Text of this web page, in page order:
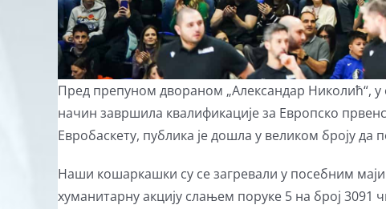
Пред препуном двораном „Александар Николић“, у
начин завршила квалификације за Европско
Евробаскету, публика је дошла у великом броју
Наши кошаркашки су се загревали у посебним
хуманитарну акцију слањем поруке 5 на број